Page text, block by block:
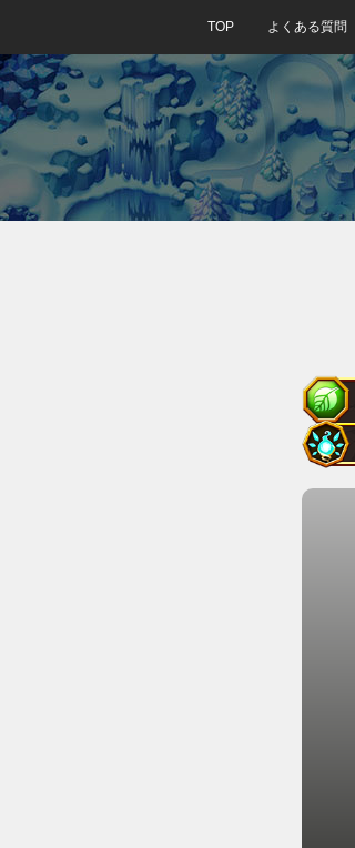
TOP よくある質問